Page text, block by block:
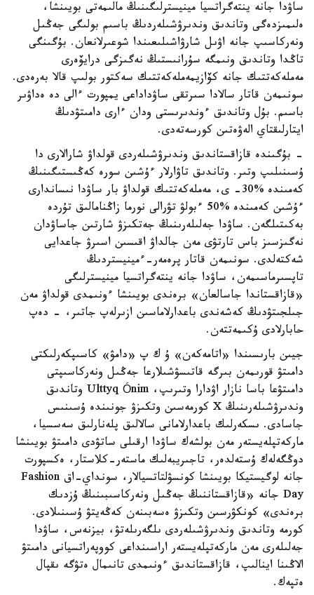
ساۋدا جانە ينتەگراتسيا مينيسترلىگىنىڭ مالىمەتى بويىنشا،
ەلىمىزدەگى وتاندىق وندىرۋشىلەردىڭ باسىم بولىگى جەڭىل
ونەركاسىپ جانە اۋىل شارۋاشىلىعىندا شوعىرلانعان. بۇگىنگى
تاڭدا وتاندىق ونىمگە سۇرانىستىڭ نەگىزگى درايۆەرى
مەملەكەتتىك جانە كۆازيمەملەكەتتىك سەكتور بولىپ قالا بەرەدى.
سونىمەن قاتار سالادا سىرتقى ساۋداداعى يمپورت ءالى دە ەداۋىر
باسىم. بۇل وتاندىق ءوندىرىستى ودان ءارى دامىتۋدىڭ
ايتارلىقتاي الەۋەتىن كورسەتەدى.
- بۇگىندە قازاقستاندىق وندىرۋشىلەردى قولداۋ شارالارى دا
ۇسىنىلىپ وتىر. وتاندىق تاۋارلار ءۇشىن سورە كەڭىستىگىنىڭ
كەمىندە %30- ى، مەملەكەتتىك قولداۋ بار ساۋدا نىساندارى
ءۇشىن كەمىندە %50 ءبولۋ تۋرالى نورما زاڭنامالىق تۇردە
بەكىتىلگەن. ساۋدا جەلىلەرىنىڭ جەتكىزۋ شارتىن جاساۋدان
نەگىزسىز باس تارتۋى مەن جالداۋ اقىسىن اسىرۋ جاعدايى
شەكتەلدى. سونىمەن قاتار پرەمەر-ءمينيستردىڭ
تاپسىرماسىمەن، ساۋدا جانە ينتەگراتسيا مينيسترلىگى
«قازاقستاندا جاسالعان» برەندى بويىنشا ءونىمدى قولداۋ مەن
جىلجىتۋدىڭ كەشەندى باعدارلاماسىن ازىرلەپ جاتىر، - دەپ
حابارلادى ۇكىمەتتەن.
جيىن بارىسىندا «اتامەكەن» ۇ ك پ «دامۋ» كاسىپكەرلىكتى
دامىتۋ قورىمەن بىرگە قاتىسۋشىلارعا جەڭىل ونەركاسىپتى
دامىتۋعا باسا نازار اۋدارا وتىرىپ، Ulttyq Ónim وتاندىق
وندىرۋشىلەرىنىڭ X كورمەسىن وتكىزۋ جونىندە ۇسىنىس
جاسادى. ىسكەرلىك باعدارلامانى سالالىق پلەنارلىق سەسسيا،
ماركەتپلەيستەر مەن بولشەك ساۋدا ارقىلى ساتۋدى دامىتۋ بويىنشا
دوڭگەلەك ۇستەلدەر، تاجىريبەلىك ماستەر-كلاستار، ەكسپورت
جانە لوگيستيكا بويىنشا كونسۋلتاتسيالار، سونداي-اق Fashion
Day جانە «قازاقستاننىڭ جەڭىل ونەركاسىبىنىڭ ۇزدىك
برەندى» كونكۋرسىن وتكىزۋ ەسەبىنەن كەڭەيتۋ ۇسىنىلادى.
كورمە وتاندىق وندىرۋشىلەردى ىلگەرىلەتۋ، بيزنەس، ساۋدا
جەلىلەرى مەن ماركەتپلەيستەر اراسىنداعى كووپەراتسيانى دامىتۋ
الاڭىنا اينالىپ، قازاقستاندىق ءونىمدى تانىمال ەتۋگە ىقپال
ەتپەك.